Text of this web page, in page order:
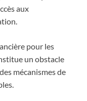
aux
pour les
un obstacle
mécanismes de